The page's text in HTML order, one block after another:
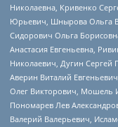
Николаевна, Кривенко
Юрьевич, Шнырова Ольга
Сидорович Ольга
Анастасия Евгеньевна,
Николаевич, Дугин Сергей
Аверин Виталий
Олег Викторович, Мошель
Пономарев Лев
Валерий Валерьевич,